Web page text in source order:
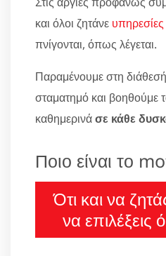
και όλοι ζητάνε
πνίγονται, όπως λέγεται.
Παραμένουμε στη
σταματημό και βοηθούμε
καθημερινάσε κάθε
Ποιο είναι το
Ότι και να
να επιλέξεις